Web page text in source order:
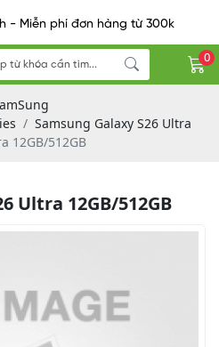
- Miễn phí đơn hàng từ 300k
0
Samsung Galaxy S26 Ultra
12GB/512GB
Ultra 12GB/512GB